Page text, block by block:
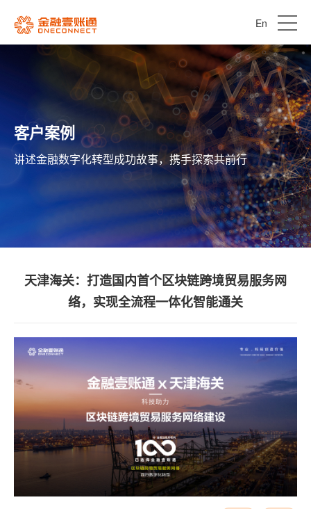
En
客户案例
讲述金融数字化转型成功故事，携手探索共前行
天津海关：打造国内首个区块链跨境贸易服务网
络，实现全流程一体化智能通关